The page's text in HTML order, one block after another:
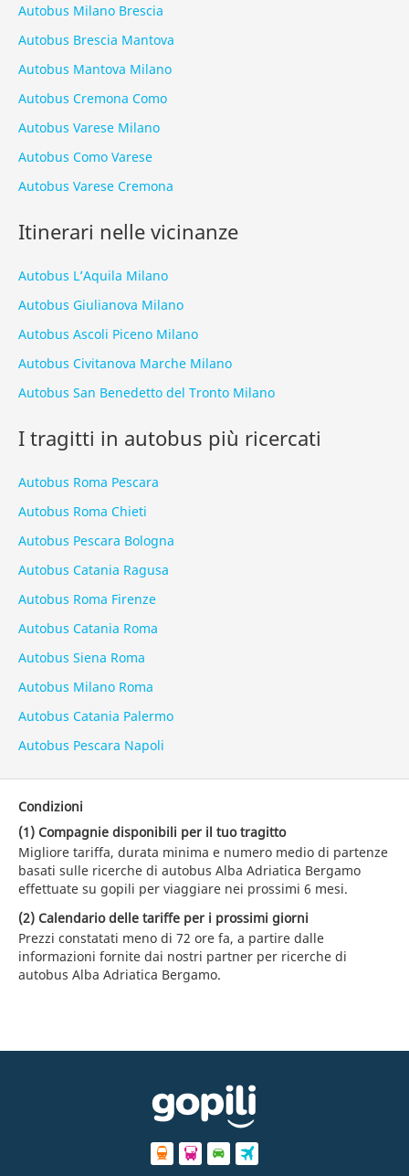
Autobus Milano Brescia
Autobus Brescia Mantova
Autobus Mantova Milano
Autobus Cremona Como
Autobus Varese Milano
Autobus Como Varese
Autobus Varese Cremona
Itinerari nelle vicinanze
Autobus L’Aquila Milano
Autobus Giulianova Milano
Autobus Ascoli Piceno Milano
Autobus Civitanova Marche Milano
Autobus San Benedetto del Tronto Milano
I tragitti in autobus più ricercati
Autobus Roma Pescara
Autobus Roma Chieti
Autobus Pescara Bologna
Autobus Catania Ragusa
Autobus Roma Firenze
Autobus Catania Roma
Autobus Siena Roma
Autobus Milano Roma
Autobus Catania Palermo
Autobus Pescara Napoli
Condizioni
(1) Compagnie disponibili per il tuo tragitto
Migliore tariffa, durata minima e numero medio di partenze
basati sulle ricerche di autobus Alba Adriatica Bergamo
effettuate su gopili per viaggiare nei prossimi 6 mesi.
(2) Calendario delle tariffe per i prossimi giorni
Prezzi constatati meno di 72 ore fa, a partire dalle
informazioni fornite dai nostri partner per ricerche di
autobus Alba Adriatica Bergamo.